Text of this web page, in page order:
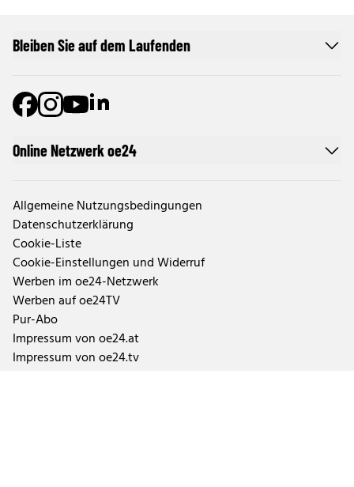
Online Netzwerk oe24
Allgemeine Nutzungsbedingungen
Datenschutzerklärung
Cookie-Liste
Cookie-Einstellungen und Widerruf
Werben im oe24-Netzwerk
Werben auf oe24TV
Pur-Abo
Impressum von oe24.at
Impressum von oe24.tv
Bleiben Sie auf dem Laufenden